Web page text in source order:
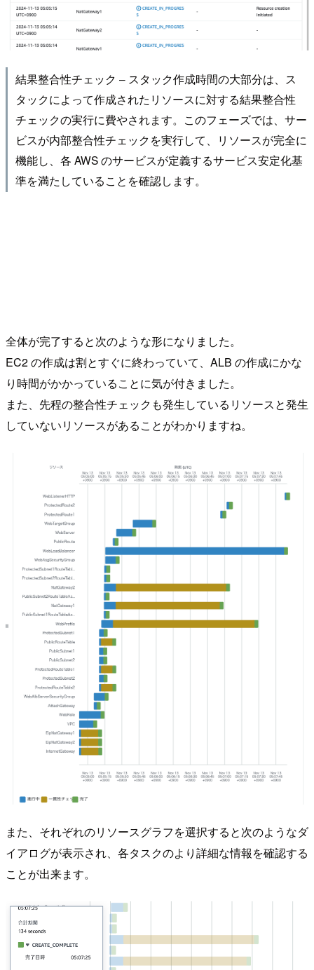
結果整合性チェック – スタック作成時間の大部分は、ス
タックによって作成されたリソースに対する結果整合性
チェックの実行に費やされます。このフェーズでは、サー
ビスが内部整合性チェックを実行して、リソースが完全に
機能し、各 AWS のサービスが定義するサービス安定化基
準を満たしていることを確認します。
全体が完了すると次のような形になりました。
EC2 の作成は割とすぐに終わっていて、ALB の作成にかな
り時間がかかっていることに気が付きました。
また、先程の整合性チェックも発生しているリソースと発生
していないリソースがあることがわかりますね。
また、それぞれのリソースグラフを選択すると次のようなダ
イアログが表示され、各タスクのより詳細な情報を確認する
ことが出来ます。